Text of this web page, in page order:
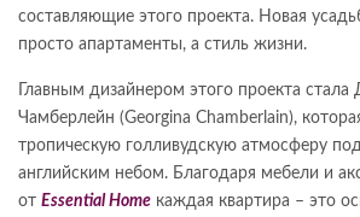
составляющие этого проекта. Новая
просто апартаменты, а стиль жизни.
Главным дизайнером этого проекта
Чамберлейн (Georgina Chamberlain),
тропическую голливудскую атмосферу
английским небом. Благодаря мебели и
от Essential Home каждая квартира – это